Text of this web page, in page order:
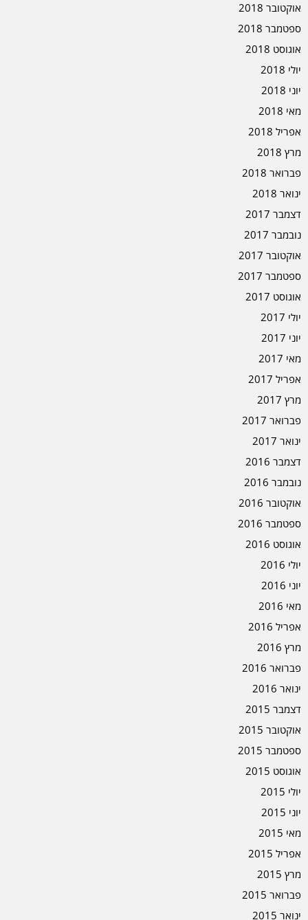
אוקטובר 2018
ספטמבר 2018
אוגוסט 2018
יולי 2018
יוני 2018
מאי 2018
אפריל 2018
מרץ 2018
פברואר 2018
ינואר 2018
דצמבר 2017
נובמבר 2017
אוקטובר 2017
ספטמבר 2017
אוגוסט 2017
יולי 2017
יוני 2017
מאי 2017
אפריל 2017
מרץ 2017
פברואר 2017
ינואר 2017
דצמבר 2016
נובמבר 2016
אוקטובר 2016
ספטמבר 2016
אוגוסט 2016
יולי 2016
יוני 2016
מאי 2016
אפריל 2016
מרץ 2016
פברואר 2016
ינואר 2016
דצמבר 2015
אוקטובר 2015
ספטמבר 2015
אוגוסט 2015
יולי 2015
יוני 2015
מאי 2015
אפריל 2015
מרץ 2015
פברואר 2015
ינואר 2015